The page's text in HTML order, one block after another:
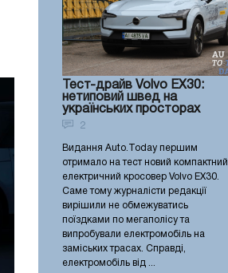
Тест-драйв Volvo EX30:
нетиповий швед на
українських просторах
2
Видання Auto.Today першим
отримало на тест новий компактний
електричний кросовер Volvo EX30.
Саме тому журналісти редакції
вирішили не обмежуватись
поїздками по мегаполісу та
випробували електромобіль на
заміських трасах. Справді,
електромобіль від ...